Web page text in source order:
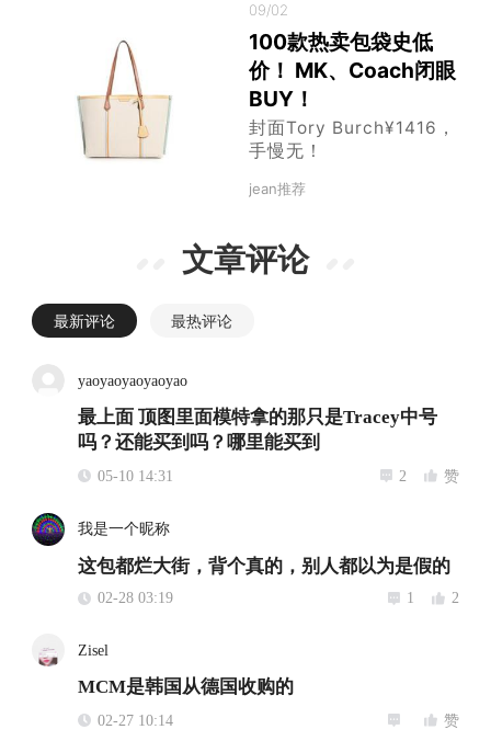
09/02
100款热卖包袋史低
价！ MK、Coach闭眼
BUY！
封面Tory Burch¥1416，
手慢无！
jean推荐
文章评论
最新评论 最热评论
yaoyaoyaoyaoyao
最上面 顶图里面模特拿的那只是Tracey中号
吗？还能买到吗？哪里能买到
05-10 14:31 2 赞
我是一个昵称
这包都烂大街，背个真的，别人都以为是假的
02-28 03:19 1 2
Zisel
MCM是韩国从德国收购的
02-27 10:14 赞